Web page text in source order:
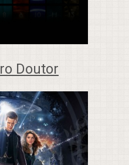
Doutor